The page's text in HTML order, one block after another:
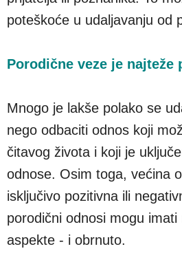
poteškoće u udaljavanju od
Porodične veze je najteže
Mnogo je lakše polako se
nego odbaciti odnos koji
čitavog života i koji je
odnose. Osim toga, većina
isključivo pozitivna ili
porodični odnosi mogu
aspekte - i obrnuto.